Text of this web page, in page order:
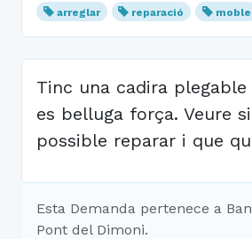
arreglar reparació moble
Tinc una cadira
es belluga força. Veure
possible reparar i que
Esta Demanda pertenece a
Pont del Dimoni.